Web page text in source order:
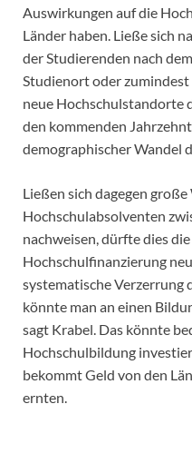
Auswirkungen auf die
Länder haben. Ließe sich
der Studierenden nach
Studienort oder zumindest
neue Hochschulstandorte
den kommenden
demographischer Wandel
Ließen sich dagegen
Hochschulabsolventen
nachweisen, dürfte dies
Hochschulfinanzierung
systematische Verzerrung
könnte man an einen
sagt Krabel. Das könnte
Hochschulbildung
bekommt Geld von den
ernten.